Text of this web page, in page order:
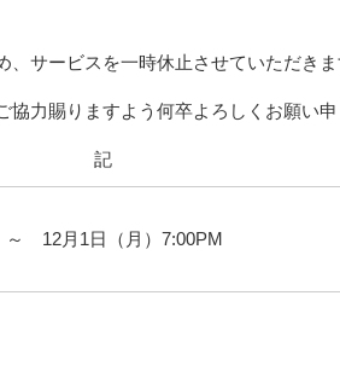
サービスを一時休止させていただきま
力賜りますよう何卒よろしくお願い申
記
12月1日（月）7:00PM